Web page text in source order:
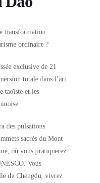
transformation
ordinaire ?
exclusive de 21
totale dans l’art
taoïste et les
des pulsations
sacrés du Mont
où vous pratiquerez
Vous
de Chengdu, vivrez